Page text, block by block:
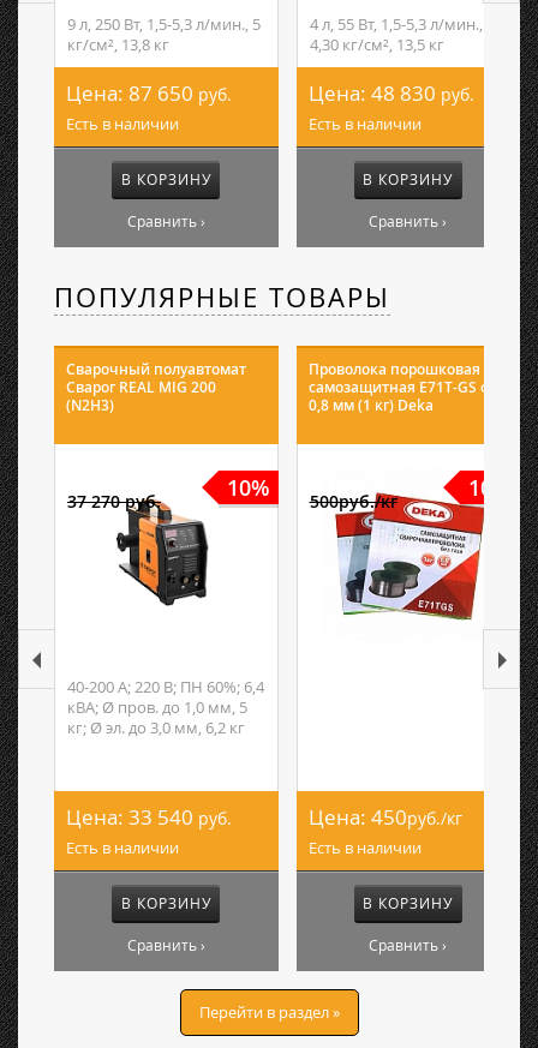
9 л, 250 Вт, 1,5-5,3 л/мин., 5
кг/см², 13,8 кг
Цена: 87 650 руб.
Есть в наличии
В КОРЗИНУ
Сравнить ›
4 л, 55 Вт, 1,5-5,3 л/мин.,
4,30 кг/см², 13,5 кг
Цена: 48 830 руб.
Есть в наличии
В КОРЗИНУ
Сравнить ›
ПОПУЛЯРНЫЕ ТОВАРЫ
Сварочный полуавтомат
Сварог REAL MIG 200
(N2H3)
10%
37 270 руб.
40-200 А; 220 В; ПН 60%; 6,4
кВА; Ø пров. до 1,0 мм, 5
кг; Ø эл. до 3,0 мм, 6,2 кг
Цена: 33 540 руб.
Есть в наличии
В КОРЗИНУ
Сравнить ›
Проволока порошковая
самозащитная E71T-GS ф
0,8 мм (1 кг) Deka
10%
500руб./кг
Цена: 450руб./кг
Есть в наличии
В КОРЗИНУ
Сравнить ›
Перейти в раздел »